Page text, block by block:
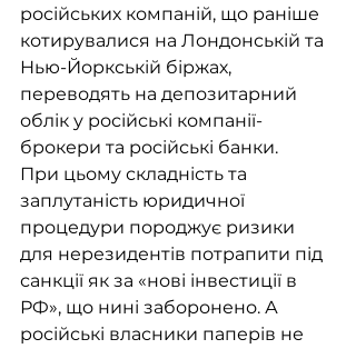
російських компаній, що раніше
котирувалися на Лондонській та
Нью-Йоркській біржах,
переводять на депозитарний
облік у російські компанії-
брокери та російські банки.
При цьому складність та
заплутаність юридичної
процедури породжує ризики
для нерезидентів потрапити під
санкції як за «нові інвестиції в
РФ», що нині заборонено. А
російські власники паперів не